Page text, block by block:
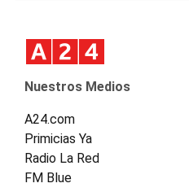
Nuestros Medios
A24.com
Primicias Ya
Radio La Red
FM Blue